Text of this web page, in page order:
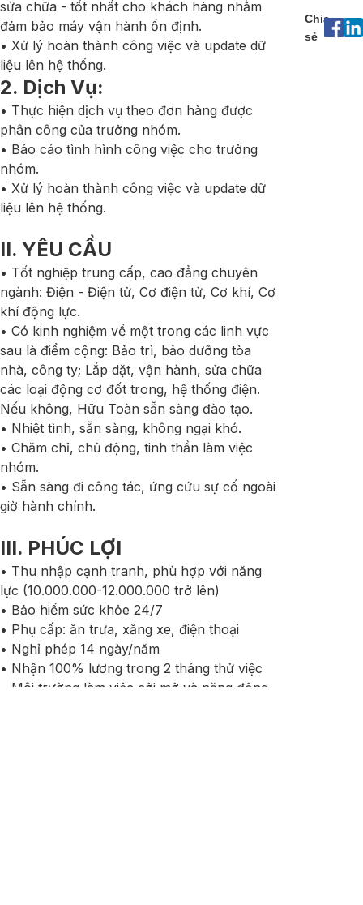
sửa chữa - tốt nhất cho khách hàng nhằm
đảm bảo máy vận hành ổn định.
• Xử lý hoàn thành công việc và update dữ
liệu lên hệ thống.
2. Dịch Vụ:
• Thực hiện dịch vụ theo đơn hàng được
phân công của trưởng nhóm.
• Báo cáo tình hình công việc cho trưởng
nhóm.
• Xử lý hoàn thành công việc và update dữ
liệu lên hệ thống.
II. YÊU CẦU
• Tốt nghiệp trung cấp, cao đẳng chuyên
ngành: Điện - Điện tử, Cơ điện tử, Cơ khí, Cơ
khí động lực.
• Có kinh nghiệm về một trong các linh vực
sau là điểm cộng: Bảo trì, bảo dưỡng tòa
nhà, công ty; Lắp dặt, vận hành, sửa chữa
các loại động cơ đốt trong, hệ thống điện.
Nếu không, Hữu Toàn sẵn sàng đào tạo.
• Nhiệt tình, sẵn sàng, không ngại khó.
• Chăm chỉ, chủ động, tinh thần làm việc
nhóm.
• Sẵn sàng đi công tác, ứng cứu sự cố ngoài
giờ hành chính.
III. PHÚC LỢI
• Thu nhập cạnh tranh, phù hợp với năng
lực (10.000.000-12.000.000 trở lên)
• Bảo hiểm sức khỏe 24/7
• Phụ cấp: ăn trưa, xăng xe, điện thoại
• Nghỉ phép 14 ngày/năm
• Nhận 100% lương trong 2 tháng thử việc
• Môi trường làm việc cởi mở và năng động,
Chia
sẻ